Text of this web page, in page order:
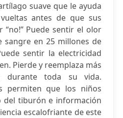
suave que le ayuda
antes de que sus
“no!” Puede sentir el olor
sangre en 25 millones de
sentir la electricidad
Pierde y reemplaza más
durante toda su vida.
permiten que los niños
del tiburón e información
escalofriante de este